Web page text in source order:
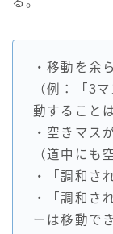
・移動を余
（例：「3
動すること
・空きマス
（道中にも
・「調和さ
・「調和さ
ーは移動で